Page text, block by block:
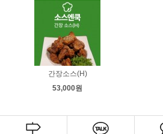
간장소스(H)
53,000원